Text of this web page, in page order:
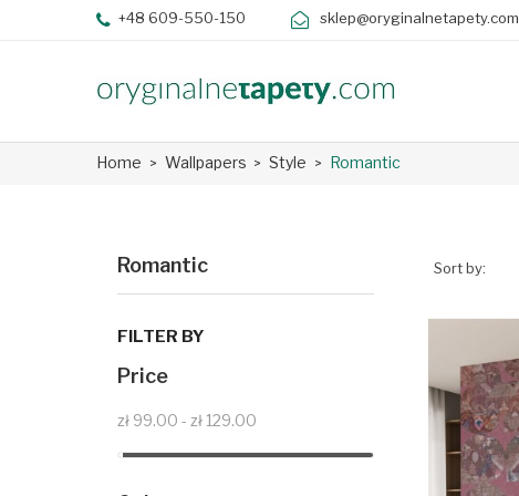
+48 609-550-150 sklep@oryginalnetapety.com
Home Wallpapers Style Romantic
Romantic
FILTER BY
Price
zł 99.00 - zł 129.00
Sort by: